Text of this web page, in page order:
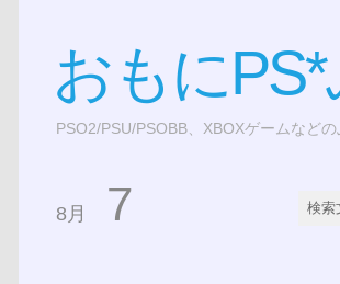
おもに
PSO2/PSU/PSOBB、XBOXゲームなどの
8月 7